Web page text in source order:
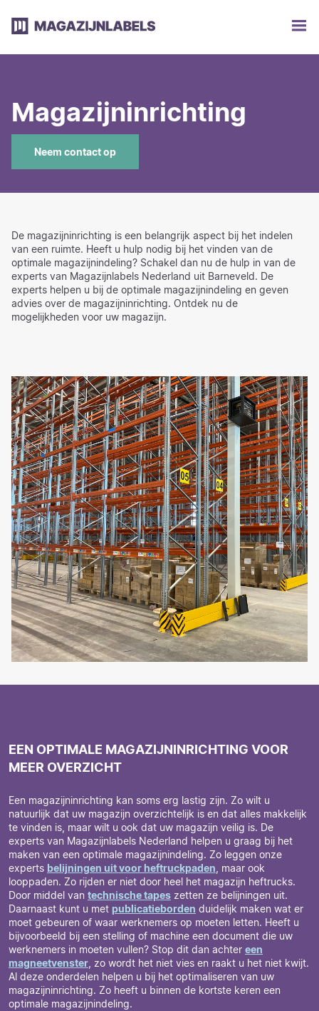
Magazijninrichting
Neem contact op
De magazijninrichting is een belangrijk aspect bij het indelen
van een ruimte. Heeft u hulp nodig bij het vinden van de
optimale magazijnindeling? Schakel dan nu de hulp in van de
experts van Magazijnlabels Nederland uit Barneveld. De
experts helpen u bij de optimale magazijnindeling en geven
advies over de magazijninrichting. Ontdek nu de
mogelijkheden voor uw magazijn.
EEN OPTIMALE MAGAZIJNINRICHTING VOOR
MEER OVERZICHT
Een magazijninrichting kan soms erg lastig zijn. Zo wilt u
natuurlijk dat uw magazijn overzichtelijk is en dat alles makkelijk
te vinden is, maar wilt u ook dat uw magazijn veilig is. De
experts van Magazijnlabels Nederland helpen u graag bij het
maken van een optimale magazijnindeling. Zo leggen onze
experts belijningen uit voor heftruckpaden , maar ook
looppaden. Zo rijden er niet door heel het magazijn heftrucks.
Door middel van technische tapes zetten ze belijningen uit.
Daarnaast kunt u met publicatieborden duidelijk maken wat er
moet gebeuren of waar werknemers op moeten letten. Heeft u
bijvoorbeeld bij een stelling of machine een document die uw
werknemers in moeten vullen? Stop dit dan achter een
magneetvenster , zo wordt het niet vies en raakt u het niet kwijt.
Al deze onderdelen helpen u bij het optimaliseren van uw
magazijninrichting. Zo heeft u binnen de kortste keren een
optimale magazijnindeling.